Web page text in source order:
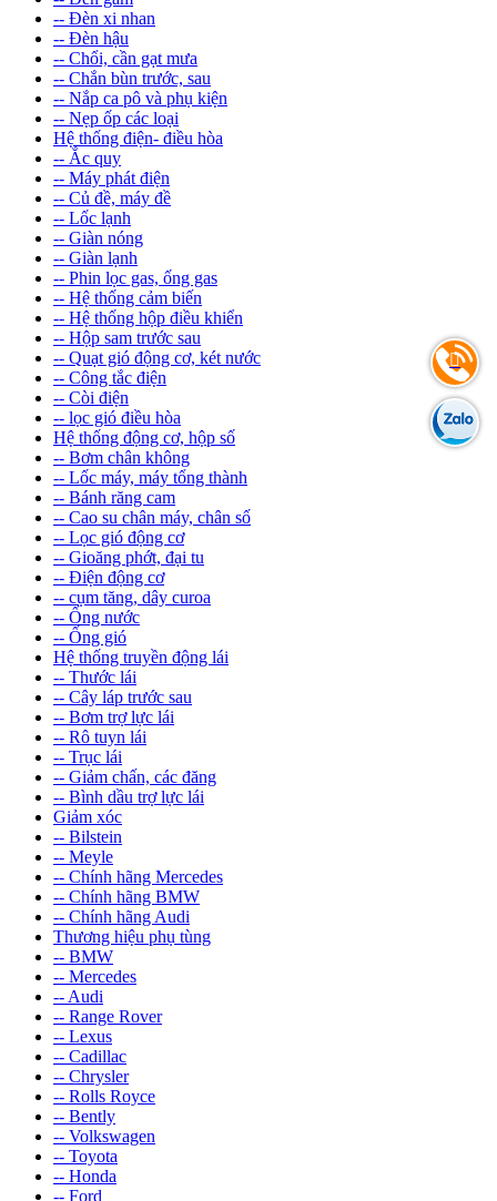
-- Đèn xi nhan
-- Đèn hậu
-- Chổi, cần gạt mưa
-- Chắn bùn trước, sau
-- Nắp ca pô và phụ kiện
-- Nẹp ốp các loại
Hệ thống điện- điều hòa
-- Ắc quy
-- Máy phát điện
-- Củ đề, máy đề
-- Lốc lạnh
-- Giàn nóng
-- Giàn lạnh
-- Phin lọc gas, ống gas
-- Hệ thống cảm biến
-- Hệ thống hộp điều khiển
-- Hộp sam trước sau
-- Quạt gió động cơ, két nước
-- Công tắc điện
-- Còi điện
-- lọc gió điều hòa
Hệ thống động cơ, hộp số
-- Bơm chân không
-- Lốc máy, máy tổng thành
-- Bánh răng cam
-- Cao su chân máy, chân số
-- Lọc gió động cơ
-- Gioăng phớt, đại tu
-- Điện động cơ
-- cụm tăng, dây curoa
-- Ống nước
-- Ống gió
Hệ thống truyền động lái
-- Thước lái
-- Cây láp trước sau
-- Bơm trợ lực lái
-- Rô tuyn lái
-- Trục lái
-- Giảm chấn, các đăng
-- Bình dầu trợ lực lái
Giảm xóc
-- Bilstein
-- Meyle
-- Chính hãng Mercedes
-- Chính hãng BMW
-- Chính hãng Audi
Thương hiệu phụ tùng
-- BMW
-- Mercedes
-- Audi
-- Range Rover
-- Lexus
-- Cadillac
-- Chrysler
-- Rolls Royce
-- Bently
-- Volkswagen
-- Toyota
-- Honda
-- Ford